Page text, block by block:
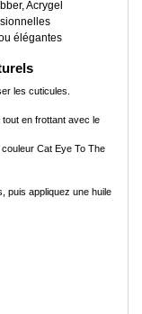
Acrygel
élégantes
les cuticules.
en frottant avec le
Cat Eye To The
puis appliquez une huile